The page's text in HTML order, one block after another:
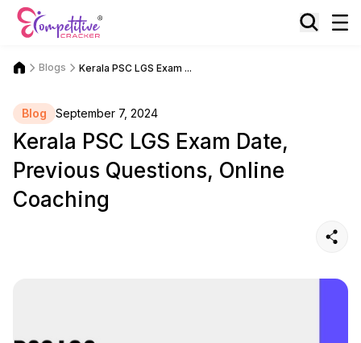
Blogs Kerala PSC LGS Exam ...
Blog September 7, 2024
Kerala PSC LGS Exam Date,
Previous Questions, Online
Coaching